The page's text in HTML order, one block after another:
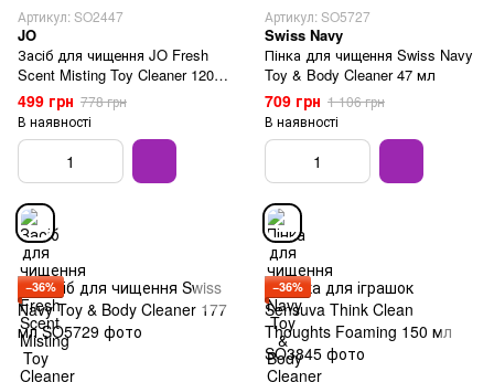
Артикул: SO2447
JO
Засіб для чищення JO Fresh
Scent Misting Toy Cleaner 120
мл
499 грн 778 грн
В наявності
Артикул: SO5727
Swiss Navy
Пінка для чищення Swiss Navy
Toy & Body Cleaner 47 мл
709 грн 1 106 грн
В наявності
−36% −36%